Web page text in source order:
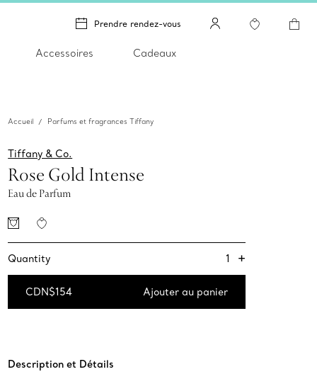
Prendre rendez-vous
Accessoires Cadeaux
Accueil Parfums et fragrances Tiffany
Tiffany & Co.
Rose Gold Intense
Eau de Parfum
Quantity 1 +
CDN$154 Ajouter au panier
Description et Détails